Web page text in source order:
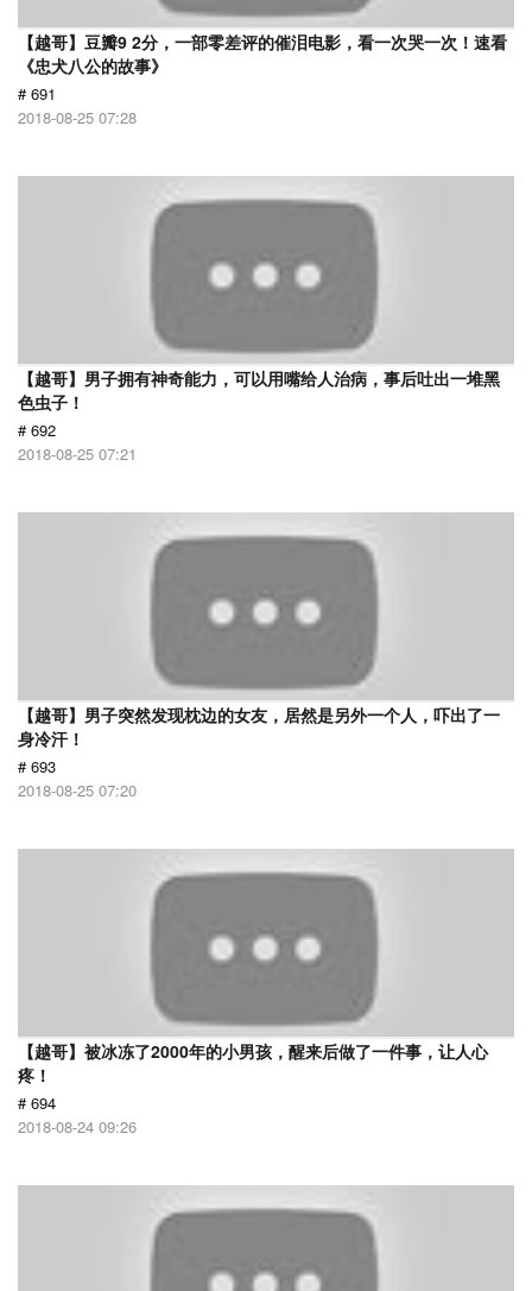
【越哥】豆瓣9 2分，一部零差评的催泪电影，看一次哭一次！速看
《忠犬八公的故事》
# 691
2018-08-25 07:28
【越哥】男子拥有神奇能力，可以用嘴给人治病，事后吐出一堆黑
色虫子！
# 692
2018-08-25 07:21
【越哥】男子突然发现枕边的女友，居然是另外一个人，吓出了一
身冷汗！
# 693
2018-08-25 07:20
【越哥】被冰冻了2000年的小男孩，醒来后做了一件事，让人心
疼！
# 694
2018-08-24 09:26